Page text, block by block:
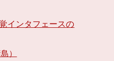
インタフェースの
）